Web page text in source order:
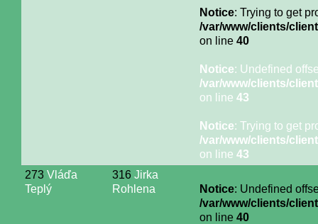
Notice: Trying to get
/var/www/clients/
on line 40
Notice: Undefined
/var/www/clients/
on line 43
Notice: Trying to get
/var/www/clients/
on line 43
273 Vláďa
Teplý
316 Jirka
Rohlena
Notice: Undefined
/var/www/clients/
on line 40